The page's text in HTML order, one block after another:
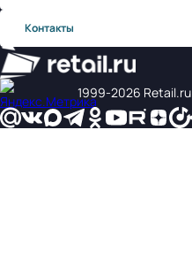
Контакты
1999‑2026 Retail.ru